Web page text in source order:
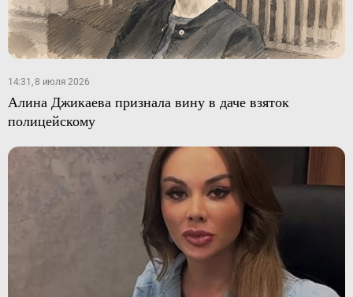
14:31, 8 июля 2026
Алина Джикаева признала вину в даче взяток
полицейскому